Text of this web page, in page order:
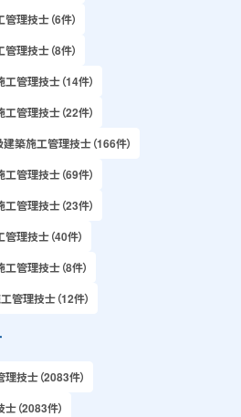
理技士（6件）
理技士（8件）
管理技士（14件）
管理技士（22件）
築施工管理技士（166件）
管理技士（69件）
管理技士（23件）
理技士（40件）
管理技士（8件）
管理技士（12件）
技士（2083件）
（2083件）